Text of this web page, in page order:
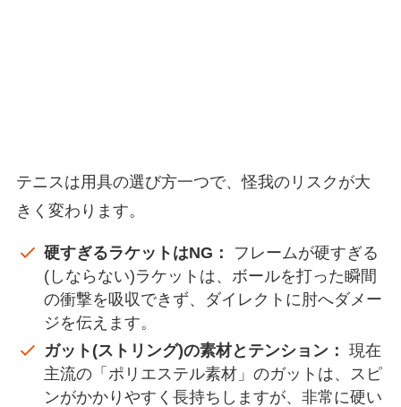
テニスは用具の選び方一つで、怪我のリスクが大
きく変わります。
硬すぎるラケットはNG：
フレームが硬すぎる
(しならない)ラケットは、ボールを打った瞬間
の衝撃を吸収できず、ダイレクトに肘へダメー
ジを伝えます。
ガット(ストリング)の素材とテンション： 現在
主流の「ポリエステル素材」のガットは、スピ
ンがかかりやすく長持ちしますが、非常に硬い